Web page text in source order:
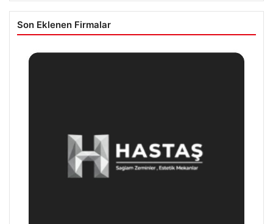
Son Eklenen Firmalar